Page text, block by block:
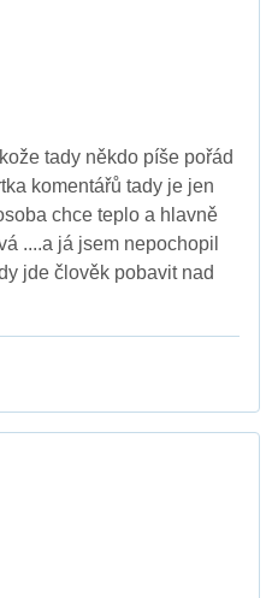
tady někdo píše pořád
komentářů tady je jen
chce teplo a hlavně
....a já jsem nepochopil
jde člověk pobavit nad